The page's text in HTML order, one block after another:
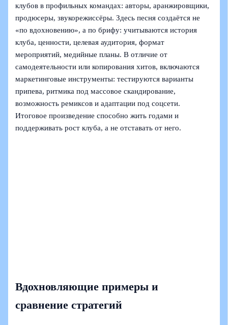
клубов в профильных командах: авторы, аранжировщики,
продюсеры, звукорежиссёры. Здесь песня создаётся не
«по вдохновению», а по брифу: учитываются история
клуба, ценности, целевая аудитория, формат
мероприятий, медийные планы. В отличие от
самодеятельности или копирования хитов, включаются
маркетинговые инструменты: тестируются варианты
припева, ритмика под массовое скандирование,
возможность ремиксов и адаптации под соцсети.
Итоговое произведение способно жить годами и
поддерживать рост клуба, а не отставать от него.
Вдохновляющие примеры и
сравнение стратегий